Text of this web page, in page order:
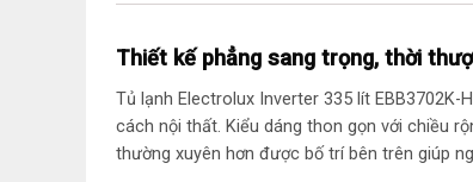
Thiết kế phẳng sang trọng, thời
Tủ lạnh Electrolux Inverter 335 lít
cách nội thất. Kiểu dáng thon gọn với chiều
thường xuyên hơn được bố trí bên trên giúp